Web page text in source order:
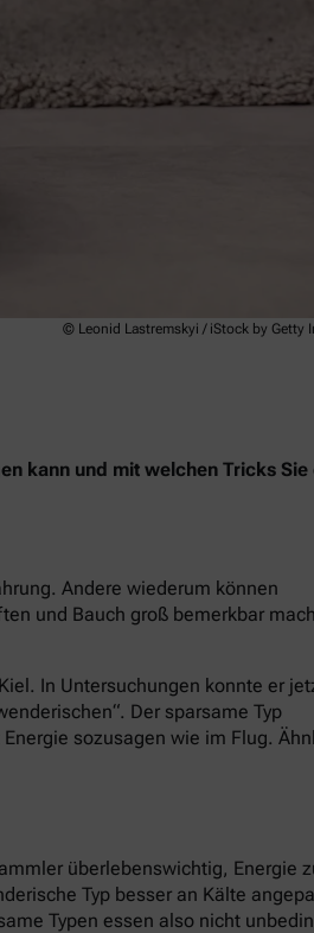
© Leonid Lastremskyi / iStock by Getty
kann und mit welchen Tricks Sie
Andere wiederum können
und Bauch groß bemerkbar
In Untersuchungen konnte er
Der sparsame Typ
sozusagen wie im Flug.
überlebenswichtig, Energie
Typ besser an Kälte
Typen essen also nicht